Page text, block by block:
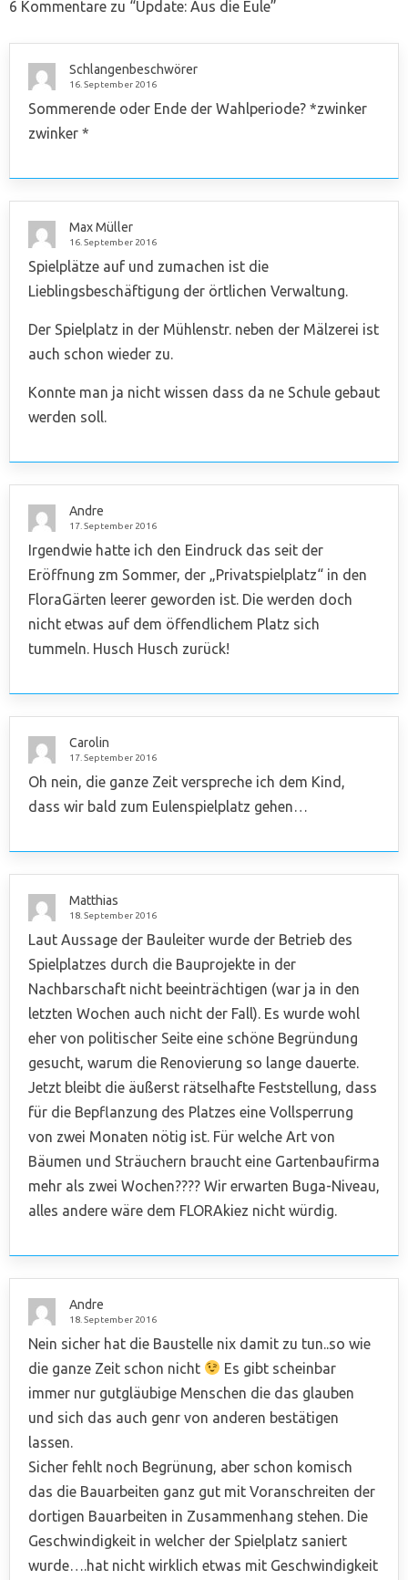
6 Kommentare zu “Update: Aus die Eule”
Schlangenbeschwörer
16. September 2016
Sommerende oder Ende der Wahlperiode? *zwinker
zwinker *
Max Müller
16. September 2016
Spielplätze auf und zumachen ist die
Lieblingsbeschäftigung der örtlichen Verwaltung.
Der Spielplatz in der Mühlenstr. neben der Mälzerei ist
auch schon wieder zu.
Konnte man ja nicht wissen dass da ne Schule gebaut
werden soll.
Andre
17. September 2016
Irgendwie hatte ich den Eindruck das seit der
Eröffnung zm Sommer, der „Privatspielplatz“ in den
FloraGärten leerer geworden ist. Die werden doch
nicht etwas auf dem öffendlichem Platz sich
tummeln. Husch Husch zurück!
Carolin
17. September 2016
Oh nein, die ganze Zeit verspreche ich dem Kind,
dass wir bald zum Eulenspielplatz gehen…
Matthias
18. September 2016
Laut Aussage der Bauleiter wurde der Betrieb des
Spielplatzes durch die Bauprojekte in der
Nachbarschaft nicht beeinträchtigen (war ja in den
letzten Wochen auch nicht der Fall). Es wurde wohl
eher von politischer Seite eine schöne Begründung
gesucht, warum die Renovierung so lange dauerte.
Jetzt bleibt die äußerst rätselhafte Feststellung, dass
für die Bepflanzung des Platzes eine Vollsperrung
von zwei Monaten nötig ist. Für welche Art von
Bäumen und Sträuchern braucht eine Gartenbaufirma
mehr als zwei Wochen???? Wir erwarten Buga-Niveau,
alles andere wäre dem FLORAkiez nicht würdig.
Andre
18. September 2016
Nein sicher hat die Baustelle nix damit zu tun..so wie
die ganze Zeit schon nicht
Es gibt scheinbar
immer nur gutgläubige Menschen die das glauben
und sich das auch genr von anderen bestätigen
lassen.
Sicher fehlt noch Begrünung, aber schon komisch
das die Bauarbeiten ganz gut mit Voranschreiten der
dortigen Bauarbeiten in Zusammenhang stehen. Die
Geschwindigkeit in welcher der Spielplatz saniert
wurde….hat nicht wirklich etwas mit Geschwindigkeit